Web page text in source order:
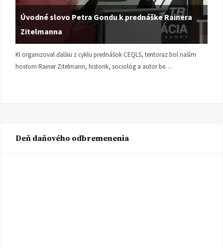
Úvodné slovo Petra Gondu k prednáške Rainera
Zitelmanna
KI organizoval ďalšiu z cyklu prednášok CEQLS, tentoraz bol naším
hosťom Rainer Zitelmann, historik, sociológ a autor be…
Deň daňového odbremenenia